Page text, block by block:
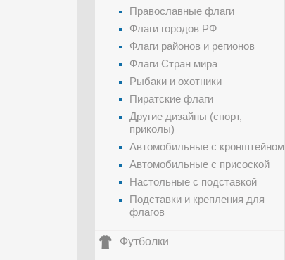
Православные флаги
Флаги городов РФ
Флаги районов и регионов
Флаги Стран мира
Рыбаки и охотники
Пиратские флаги
Другие дизайны (спорт,
приколы)
Автомобильные с кронштейном
Автомобильные с присоской
Настольные с подставкой
Подставки и крепления для
флагов
Футболки